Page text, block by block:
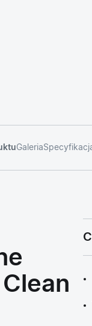
Galeria